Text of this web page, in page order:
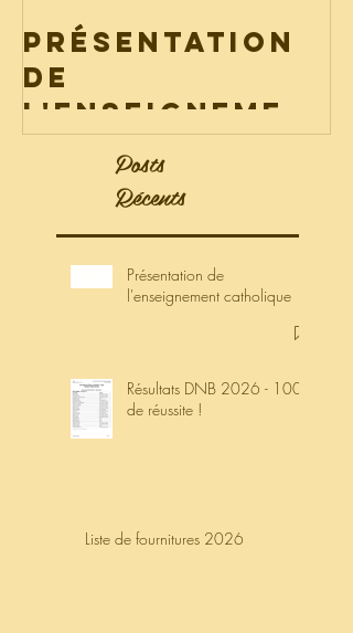
Présentation
de
l'enseignemen
t catholique
Posts
Récents
Présentation de
l'enseignement catholique
Résultats DNB 2026 - 100%
de réussite !
Liste de fournitures 2026